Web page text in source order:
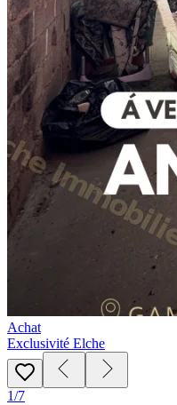
Achat
Exclusivité Elche
1/7